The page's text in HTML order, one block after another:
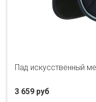
Пад искусственный
3 659 руб